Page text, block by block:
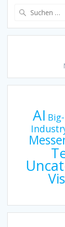
AI